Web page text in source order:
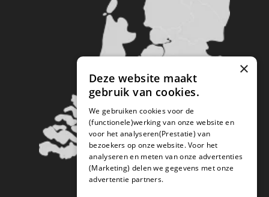
×
Deze website maakt
gebruik van cookies.
We gebruiken cookies voor de
(functionele)werking van onze website en
voor het analyseren(Prestatie) van
bezoekers op onze website. Voor het
analyseren en meten van onze advertenties
(Marketing) delen we gegevens met onze
advertentie partners.